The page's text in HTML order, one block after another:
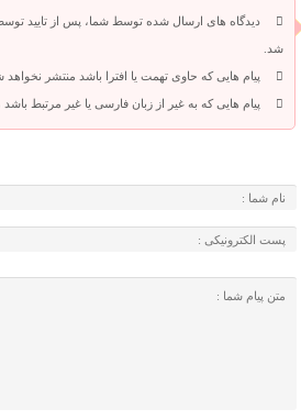
دیدگاه های ارسال شده توسط شما، پس از تایید
شد.
پیام هایی که حاوی تهمت یا افترا باشد منتشر نخواهد
پیام هایی که به غیر از زبان فارسی یا غیر مرتبط